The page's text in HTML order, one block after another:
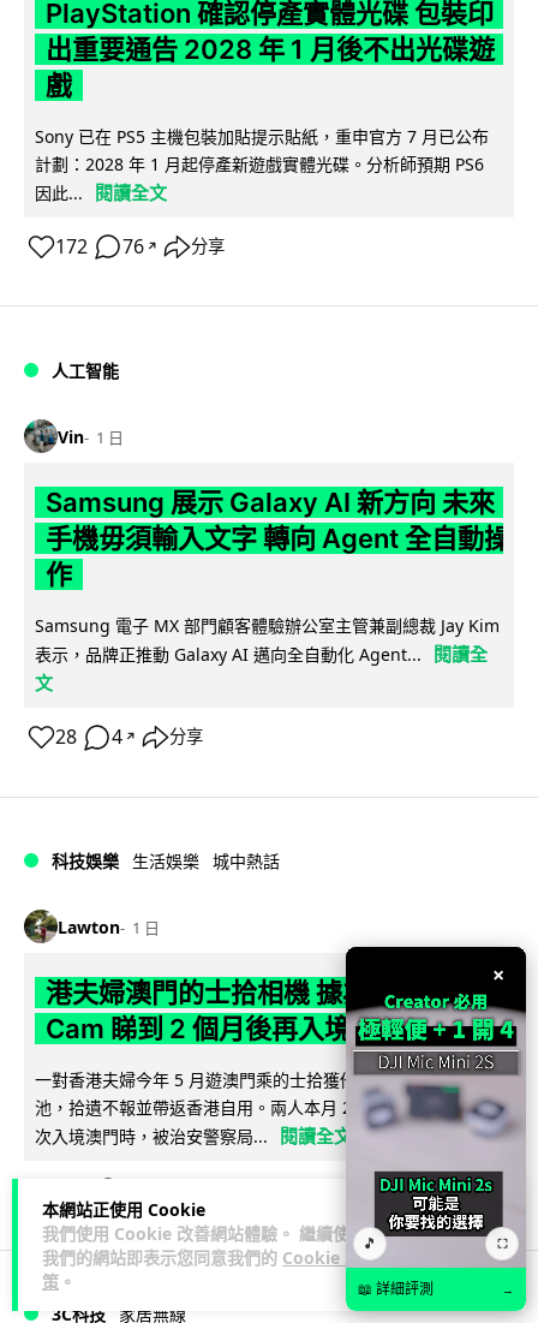
本網站正使用 Cookie
我們使用 Cookie 改善網站體驗。 繼續使用
我們的網站即表示您同意我們的 Cookie 政
策 。
PlayStation 確認停產實體光碟 包裝印
出重要通告 2028 年 1 月後不出光碟遊
戲
Sony 已在 PS5 主機包裝加貼提示貼紙，重申官方 7 月已公布
計劃：2028 年 1 月起停產新遊戲實體光碟。分析師預期 PS6
因此...
閱讀全文
172 76 ↗ 分享
人工智能
Vin 1 日
Samsung 展示 Galaxy AI 新方向 未來
手機毋須輸入文字 轉向 Agent 全自動操
作
Samsung 電子 MX 部門顧客體驗辦公室主管兼副總裁 Jay Kim
表示，品牌正推動 Galaxy AI 邁向全自動化 Agent...
閱讀全
文
28 4 ↗ 分享
科技娛樂 生活娛樂 城中熱話
Lawton 1 日
港夫婦澳門的士拾相機 據為己有被的士
Cam 睇到 2 個月後再入境被捕
一對香港夫婦今年 5 月遊澳門乘的士拾獲他人遺留相機及電
池，拾遺不報並帶返香港自用。兩人本月 2 日經港珠澳大橋再
次入境澳門時，被治安警察局...
閱讀全文
3C科技 家居無線
×
🎵 ⛶
📖 詳細評測 →